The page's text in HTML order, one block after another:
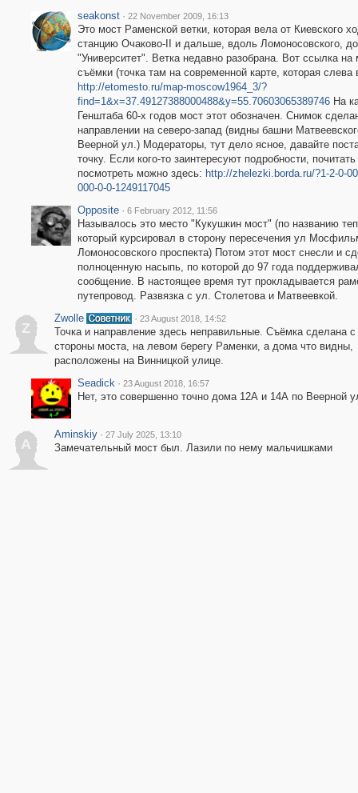
seakonst · 22 November 2009, 16:13
Это мост Раменской ветки, которая вела от Киевского
станцию Очаково-II и дальше, вдоль Ломоносовского,
"Университет". Ветка недавно разобрана. Вот ссылка на
съёмки (точка там на современной карте, которая слева
http://etomesto.ru/map-moscow1964_3/?
find=1&x=37.49127388000488&y=55.70603065389746На
Генштаба 60-х годов мост этот обозначен. Снимок
направлении на северо-запад (видны башни
Веерной ул.) Модераторы, тут дело ясное, давайте
точку. Если кого-то заинтересуют подробности, почитать
посмотреть можно здесь: http://zhelezki.borda.ru/?1-2-0-
000-0-0-1249117045
Opposite · 6 February 2012, 11:56
Называлось это место "Кукушкин мост" (по названию
который курсировал в сторону пересечения ул
Ломоносовского проспекта) Потом этот мост снесли и
полноценную насыпь, по которой до 97 года
сообщение. В настоящее время тут прокладывается
путепровод. Развязка с ул. Столетова и Матвеевкой.
Z
Zwolle · 23 August 2018, 14:52
Точка и направление здесь неправильные. Съёмка сделана с
стороны моста, на левом берегу Раменки, а дома что видны,
расположены на Винницкой улице.
Seadick · 23 August 2018, 16:57
Нет, это совершенно точно дома 12А и 14А по Веерной
A
Aminskiy · 27 July 2025, 13:10
Замечательный мост был. Лазили по нему мальчишками